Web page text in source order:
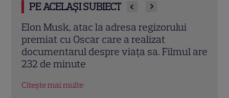
PE ACELAȘI SUBIECT
Imagini memorabile de la nunta
Prințesei Diana cu Prințul Charles. Detalii
fascinante de la ceremonia regală din
1981
Citește mai multe